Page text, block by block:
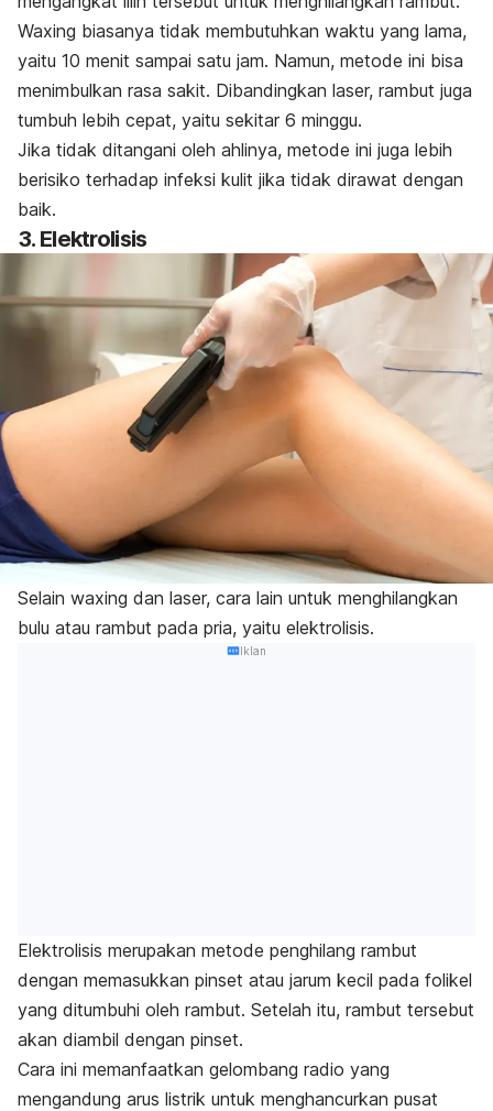
Waxing biasanya tidak membutuhkan waktu yang lama,
yaitu 10 menit sampai satu jam. Namun, metode ini bisa
menimbulkan rasa sakit. Dibandingkan laser, rambut juga
tumbuh lebih cepat, yaitu sekitar 6 minggu.
Jika tidak ditangani oleh ahlinya, metode ini juga lebih
berisiko terhadap infeksi kulit jika tidak dirawat dengan
baik.
3. Elektrolisis
Selain waxing dan laser, cara lain untuk menghilangkan
bulu atau rambut pada pria, yaitu elektrolisis.
Iklan
Elektrolisis merupakan metode penghilang rambut
dengan memasukkan pinset atau jarum kecil pada folikel
yang ditumbuhi oleh rambut. Setelah itu, rambut tersebut
akan diambil dengan pinset.
Cara ini memanfaatkan gelombang radio yang
mengandung arus listrik untuk menghancurkan pusat